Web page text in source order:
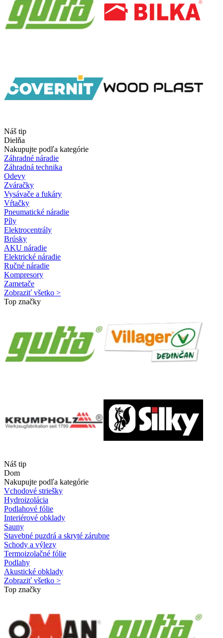
Náš tip
Dielňa
Nakupujte podľa kategórie
Záhradné náradie
Záhradná technika
Odevy
Zváračky
Vysávače a fukáry
Vŕtačky
Pneumatické náradie
Píly
Elektrocentrály
Brúsky
AKU náradie
Elektrické náradie
Ručné náradie
Kompresory
Zametače
Zobraziť všetko >
Top značky
Náš tip
Dom
Nakupujte podľa kategórie
Vchodové striešky
Hydroizolácia
Podlahové fólie
Interiérové obklady
Sauny
Stavebné puzdrá a skryté zárubne
Schody a výlezy
Termoizolačné fólie
Podlahy
Akustické obklady
Zobraziť všetko >
Top značky